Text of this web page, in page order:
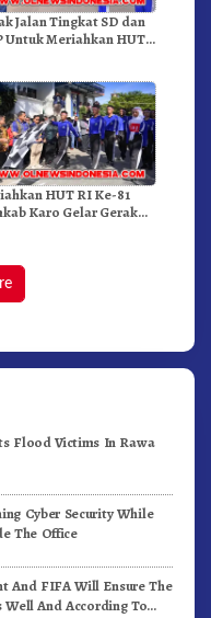
Jalan Tingkat SD dan
Untuk Meriahkan HUT
HUT RI Ke-81
Karo Gelar Gerak
Flood Victims In Rawa
Cyber Security While
The Office
And FIFA Will Ensure The
Well And According To